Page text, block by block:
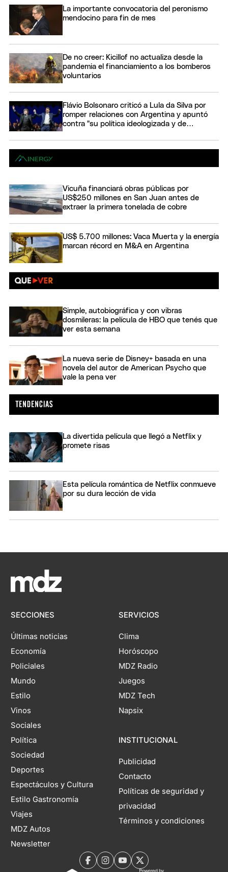
La importante convocatoria del peronismo
mendocino para fin de mes
De no creer: Kicillof no actualiza desde la
pandemia el financiamiento a los bomberos
voluntarios
Flávio Bolsonaro criticó a Lula da Silva por
romper relaciones con Argentina y apuntó
contra "su política ideologizada y de
Vicuña financiará obras públicas por
US$250 millones en San Juan antes de
extraer la primera tonelada de cobre
US$ 5.700 millones: Vaca Muerta y la energía
marcan récord en M&A en Argentina
Simple, autobiográfica y con vibras
dosmileras: la película de HBO que tenés que
ver esta semana
La nueva serie de Disney+ basada en una
novela del autor de American Psycho que
vale la pena ver
La divertida película que llegó a Netflix y
promete risas
Esta película romántica de Netflix conmueve
por su dura lección de vida
SECCIONES
Últimas noticias
Economía
Policiales
Mundo
Estilo
Vinos
Sociales
Política
Sociedad
Deportes
Espectáculos y Cultura
Estilo Gastronomía
Viajes
MDZ Autos
Newsletter
SERVICIOS
Clima
Horóscopo
MDZ Radio
Juegos
MDZ Tech
Napsix
INSTITUCIONAL
Publicidad
Contacto
Políticas de seguridad y
privacidad
Términos y condiciones